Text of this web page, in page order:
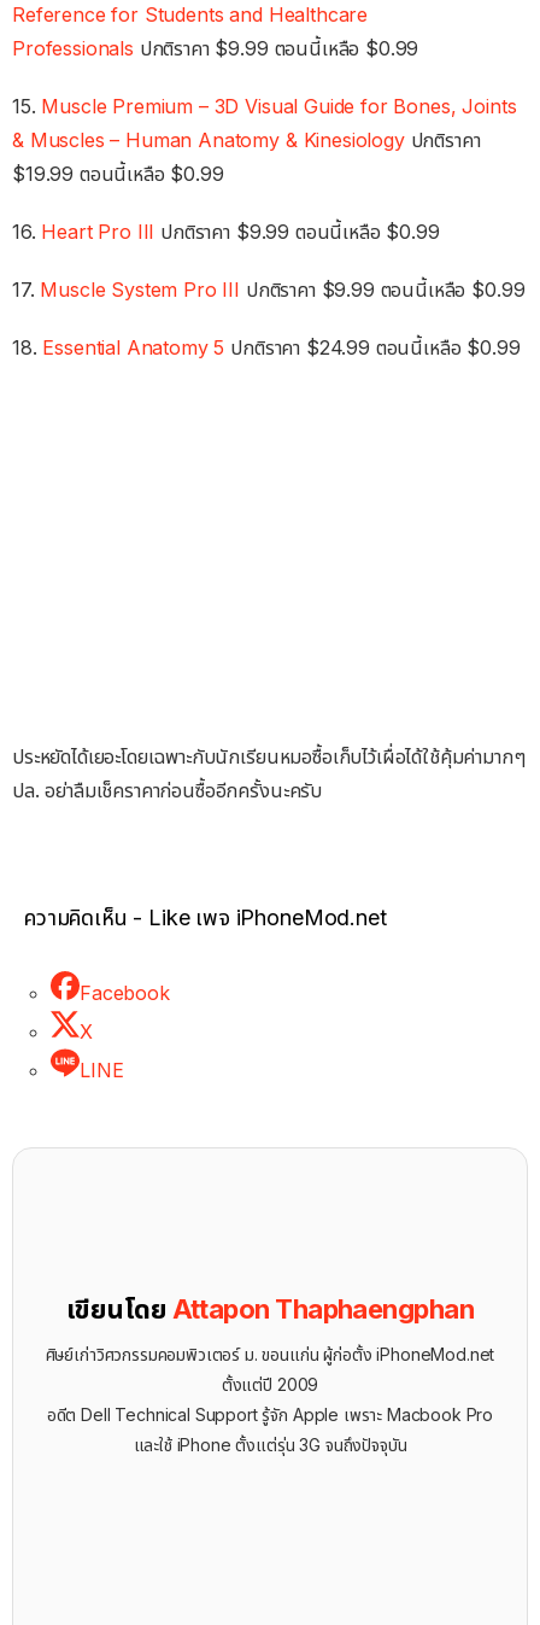
Reference for Students and Healthcare
Professionals ปกติราคา $9.99 ตอนนี้เหลือ $0.99
15. Muscle Premium – 3D Visual Guide for Bones, Joints
& Muscles – Human Anatomy & Kinesiologyปกติราคา
$19.99 ตอนนี้เหลือ $0.99
16. Heart Pro III ปกติราคา $9.99 ตอนนี้เหลือ $0.99
17. Muscle System Pro III ปกติราคา $9.99 ตอนนี้เหลือ $0.99
18. Essential Anatomy 5 ปกติราคา $24.99 ตอนนี้เหลือ $0.99
ประหยัดได้เยอะโดยเฉพาะกับนักเรียนหมอซื้อเก็บไว้เผื่อได้ใช้คุ้มค่ามากๆ
ปล. อย่าลืมเช็คราคาก่อนซื้ออีกครั้งนะครับ
ความคิดเห็น - Like เพจ iPhoneMod.net
Facebook
X
LINE
เขียนโดย Attapon Thaphaengphan
ศิษย์เก่าวิศวกรรมคอมพิวเตอร์ ม. ขอนแก่น ผู้ก่อตั้ง iPhoneMod.net
ตั้งแต่ปี 2009
อดีต Dell Technical Support รู้จัก ​Apple เพราะ Macbook Pro
และใช้ iPhone ตั้งแต่รุ่น 3G จนถึงปัจจุบัน